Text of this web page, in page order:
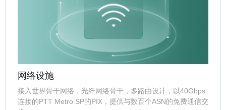
网络设施
接入世界骨干网络，光纤网络骨干，多路由设计，以40Gbps
连接的PTT Metro SP的PIX，提供与数百个ASN的免费通信交